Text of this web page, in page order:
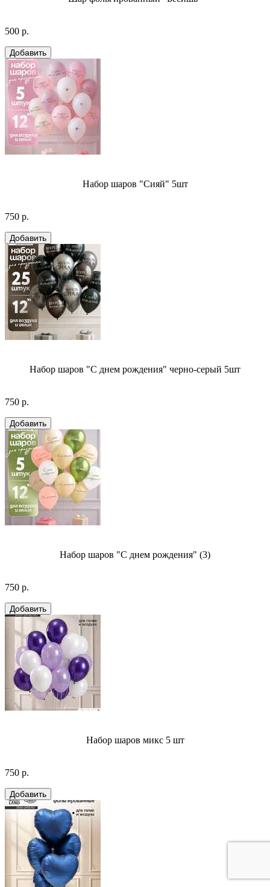
500 р.
Набор шаров "Сияй" 5шт
750 р.
Набор шаров "С днем рождения" черно-серый 5шт
750 р.
Набор шаров "С днем рождения" (3)
750 р.
Набор шаров микс 5 шт
750 р.